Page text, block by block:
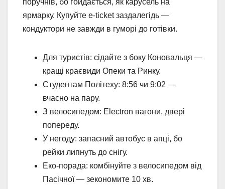
поручнів, бо гойдається, як карусель на
ярмарку. Купуйте e-ticket заздалегідь —
кондуктори не завжди в гуморі до готівки.
Для туристів: сідайте з боку Коновальця —
кращі краєвиди Опеки та Ринку.
Студентам Політеху: 8:56 чи 9:02 —
вчасно на пару.
З велосипедом: Electron вагони, двері
попереду.
У негоду: запасний автобус в апці, бо
рейки липнуть до снігу.
Еко-порада: комбінуйте з велосипедом від
Пасічної — зекономите 10 хв.